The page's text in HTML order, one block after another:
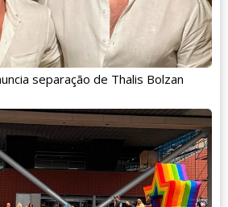
separação de Thalis Bolzan